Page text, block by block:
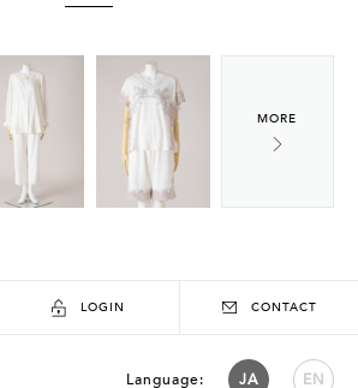
LOGIN CONTACT
Language: JA EN